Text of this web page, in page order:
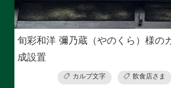
旬彩和洋 彌乃蔵（やのくら）様の
成設置
カルプ文字 飲食店さま